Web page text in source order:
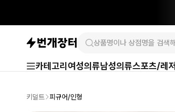
카테고리 여성의류남성의류스포츠/레저
키덜트 피규어/인형